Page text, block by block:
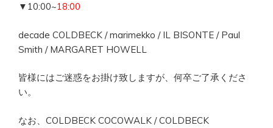
▼10:00~18:00
decade COLDBECK / marimekko / IL BISONTE / Paul
Smith / MARGARET HOWELL
皆様にはご迷惑をお掛け致しますが、何卒ご了承くださ
い。
なお、COLDBECK COCOWALK / COLDBECK